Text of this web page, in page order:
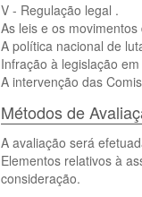
V - Regulação legal .
As leis e os
A política nacional de
Infração à legislação
A intervenção das
Métodos de
A avaliação será
Elementos relativos à
consideração.